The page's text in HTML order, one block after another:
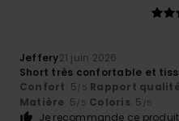
Jeffery21 juin 2026
Short très confortable et
Confort: 5/5 Rapport
Matière: 5/5 Coloris: 5 /5
Je recommande ce produit